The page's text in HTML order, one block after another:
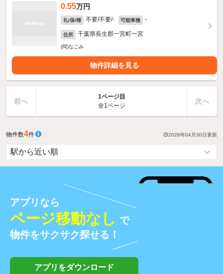
0.55万円
礼/保/権 不要/不要/- 可能車種 -
住所 千葉県長生郡一宮町一宮
(同)なごみ
物件詳細を見る
前へ
1ページ目
全1ページ
次へ
物件数4件 2026年04月30日更新
アプリなら
ページ移動なし で
物件をサクサク探せる！
アプリをダウンロード